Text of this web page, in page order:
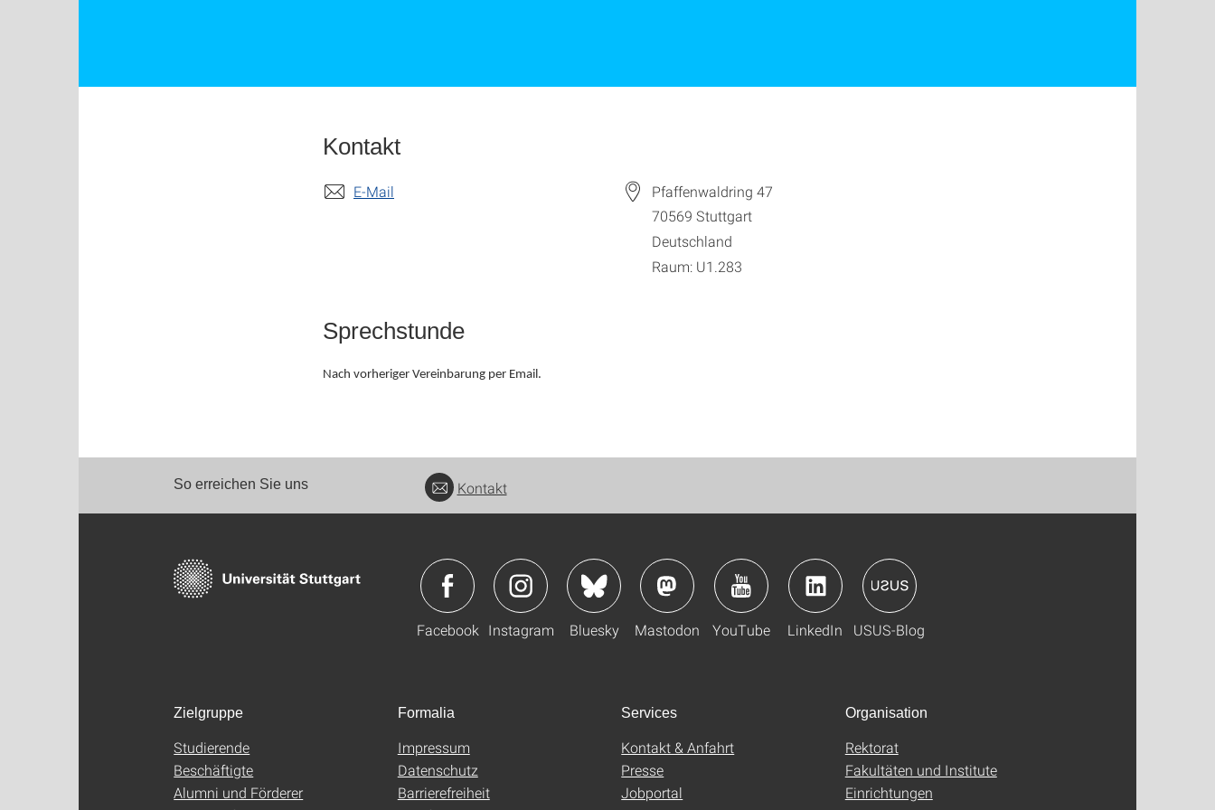
Kontakt
E-Mail
Pfaffenwaldring 47
70569 Stuttgart
Deutschland
Raum: U1.283
Sprechstunde
Nach vorheriger Vereinbarung per Email.
So erreichen Sie uns Kontakt
Facebook Instagram Bluesky Mastodon YouTube LinkedIn USUS-Blog
Zielgruppe
Studierende
Beschäftigte
Alumni und Förderer
Formalia
Impressum
Datenschutz
Barrierefreiheit
Services
Kontakt & Anfahrt
Presse
Jobportal
Organisation
Rektorat
Fakultäten und Institute
Einrichtungen